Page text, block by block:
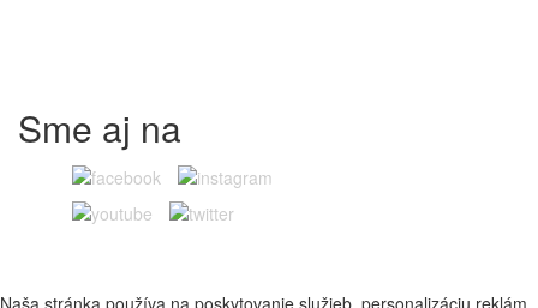
Sme aj na
Naša stránka používa na poskytovanie služieb, personalizáciu reklám